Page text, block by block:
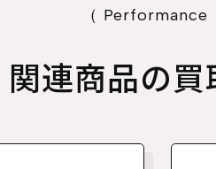
（ Performance
関連商品の買